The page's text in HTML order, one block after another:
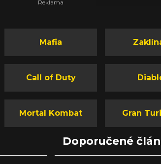
Mafia
Call of Duty
Mortal Kombat Gran
Doporučené